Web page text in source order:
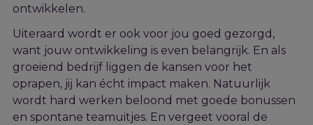
ontwikkelen.
Uiteraard wordt er ook voor jou goed gezorgd,
want jouw ontwikkeling is even belangrijk. En als
groeiend bedrijf liggen de kansen voor het
oprapen, jij kan écht impact maken. Natuurlijk
wordt hard werken beloond met goede bonussen
en spontane teamuitjes. En vergeet vooral de